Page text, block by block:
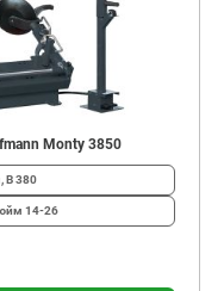
Monty 3850
В380
14-26